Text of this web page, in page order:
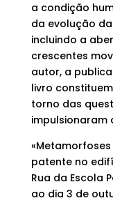
a condição
da evolução
incluindo a
crescentes
autor, a
livro
torno das
impulsionaram
patente no
Rua da Escola
ao dia 3 de